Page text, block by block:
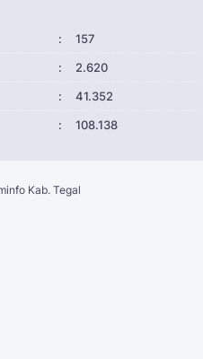
: 157
: 2.620
: 41.352
: 108.138
Kab. Tegal